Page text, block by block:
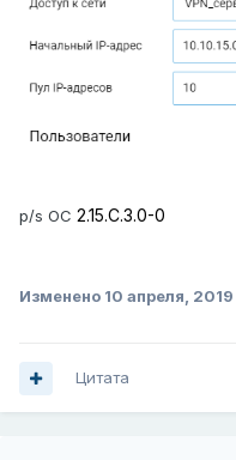
p/s ОС 2.15.C.3.0-0
Изменено 10 апреля, 2019
Цитата